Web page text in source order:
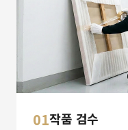
01작품 검수